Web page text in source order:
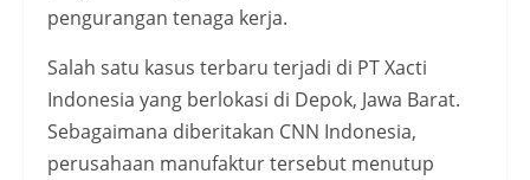
pengurangan tenaga kerja.
Salah satu kasus terbaru terjadi di PT Xacti
Indonesia yang berlokasi di Depok, Jawa Barat.
Sebagaimana diberitakan CNN Indonesia,
perusahaan manufaktur tersebut menutup